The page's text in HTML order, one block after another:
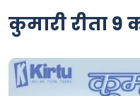
कुमारी रीता 9